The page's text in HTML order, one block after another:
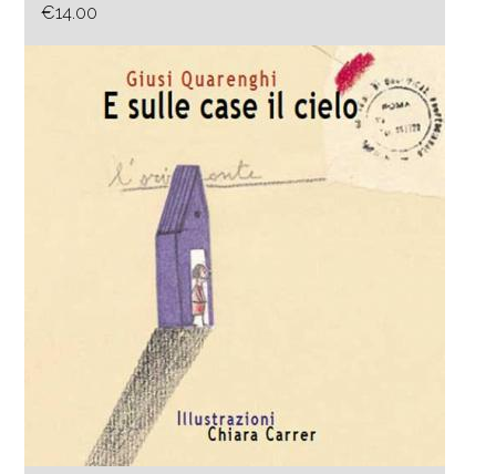
€14.00